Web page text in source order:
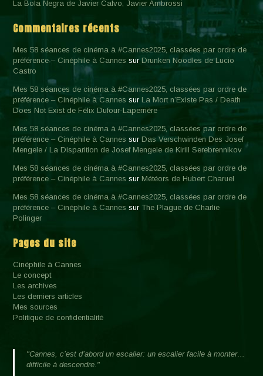
La Bola Negra de Javier Calvo, Javier Ambrossi
Commentaires récents
Mes 58 séances de cinéma à #Cannes2025, classées par ordre de
préférence – Cinéphile à Cannes sur Drunken Noodles de Lucio
Castro
Mes 58 séances de cinéma à #Cannes2025, classées par ordre de
préférence – Cinéphile à Cannes surLa Mort n’Existe Pas / Death
Does Not Exist de Félix Dufour-Laperrière
Mes 58 séances de cinéma à #Cannes2025, classées par ordre de
préférence – Cinéphile à Cannes surDas Verschwinden Des Josef
Mengele / La Disparition de Josef Mengele de Kirill Serebrennikov
Mes 58 séances de cinéma à #Cannes2025, classées par ordre de
préférence – Cinéphile à Cannes surMétéors de Hubert Charuel
Mes 58 séances de cinéma à #Cannes2025, classées par ordre de
préférence – Cinéphile à Cannes surThe Plague de Charlie
Polinger
Pages du site
Cinéphile à Cannes
Le concept
Les archives
Les derniers articles
Mes sources
Politique de confidentialité
"Cannes, c’est d’abord un escalier: un escalier facile à monter…
difficile à descendre."